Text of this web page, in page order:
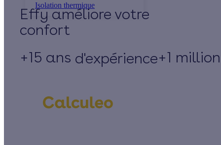
Isolation thermique
Effy
+15 ans d'expérience+1